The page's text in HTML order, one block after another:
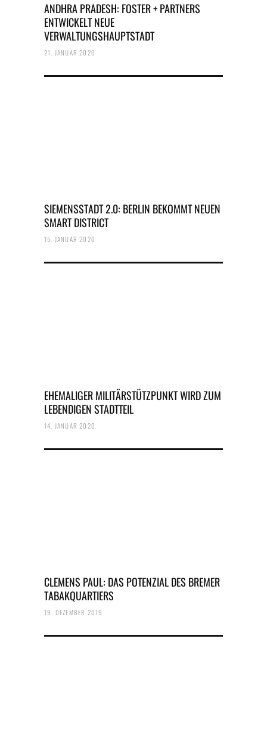
ANDHRA PRADESH: FOSTER + PARTNERS
ENTWICKELT NEUE
VERWALTUNGSHAUPTSTADT
21. JANUAR 2020
SIEMENSSTADT 2.0: BERLIN BEKOMMT NEUEN
SMART DISTRICT
15. JANUAR 2020
EHEMALIGER MILITÄRSTÜTZPUNKT WIRD ZUM
LEBENDIGEN STADTTEIL
14. JANUAR 2020
CLEMENS PAUL: DAS POTENZIAL DES BREMER
TABAKQUARTIERS
19. DEZEMBER 2019